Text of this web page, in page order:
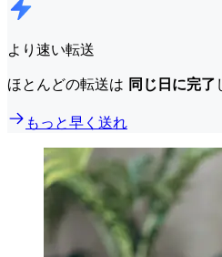
より速い転送
ほとんどの転送は 同じ日に完了
もっと早く送れ